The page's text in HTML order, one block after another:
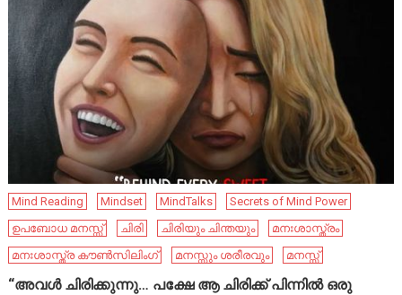
Mind Reading Mindset MindTalks
Secrets of Mind Power
ഉപബോധ മനസ്സ്
ചിരി ചിരിയും ചിന്തയും
മനഃശാസ്ത്രം
മനഃശാസ്ത്ര കൗൺസിലിംഗ്
മനസ്സും ശരീരവും മനസ്സ്
“അവൾ ചിരിക്കുന്നു… പക്ഷേ ആ ചിരിക്ക് പിന്നിൽ ഒരു